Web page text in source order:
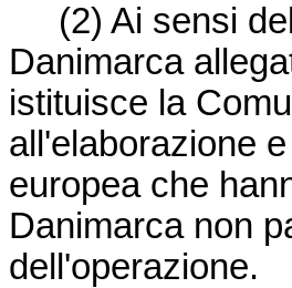
(2) Ai sensi
Danimarca
istituisce la
all'elaborazione
europea che
Danimarca non
dell'operazione.